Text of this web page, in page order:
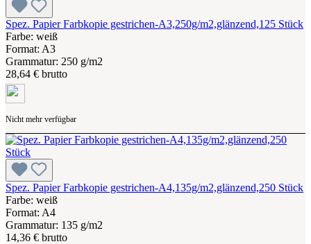
Spez. Papier Farbkopie gestrichen-A3,250g/m2,glänzend,125 Stück
Farbe: weiß
Format: A3
Grammatur: 250 g/m2
28,64 € brutto
Nicht mehr verfügbar
Spez. Papier Farbkopie gestrichen-A4,135g/m2,glänzend,250 Stück
Farbe: weiß
Format: A4
Grammatur: 135 g/m2
14,36 € brutto